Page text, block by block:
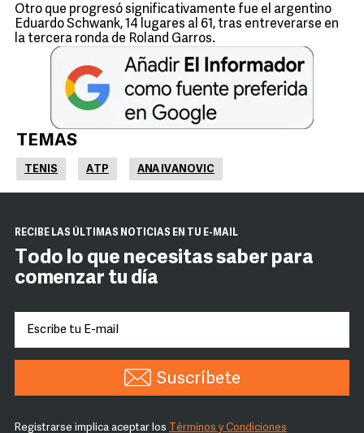
Otro que progresó significativamente fue el argentino
Eduardo Schwank, 14 lugares al 61, tras entreverarse en
la tercera ronda de Roland Garros.
TEMAS
TENIS ATP ANA IVANOVIC
RECIBE LAS ÚLTIMAS NOTICIAS EN TU E-MAIL
Todo lo que necesitas saber para
comenzar tu día
Suscríbete
Registrarse implica aceptar los Términos y Condiciones